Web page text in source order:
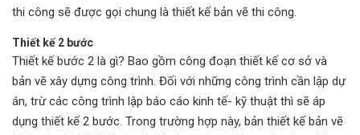
thi công sẽ được gọi chung là thiết kế bản vẽ thi công.
Thiết kế 2 bước
Thiết kế bước 2 là gì? Bao gồm công đoạn thiết kế cơ sở và
bản vẽ xây dựng công trình. Đối với những công trình cần lập dự
án, trừ các công trình lập báo cáo kinh tế- kỹ thuật thì sẽ áp
dụng thiết kế 2 bước. Trong trường hợp này, bản thiết kế bản vẽ